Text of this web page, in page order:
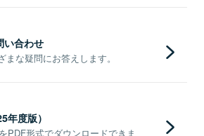
い合わせ
な疑問にお答えします。
年度版）
PDF形式でダウンロードできま